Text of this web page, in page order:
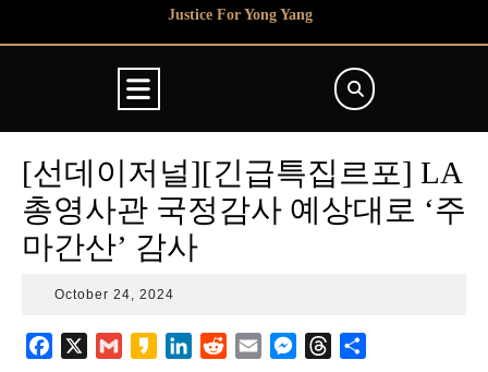
Justice For Yong Yang
Button
[선데이저널][긴급특집르포] LA
총영사관 국정감사 예상대로 ‘주
마간산’ 감사
October 24, 2024
2024
R
M